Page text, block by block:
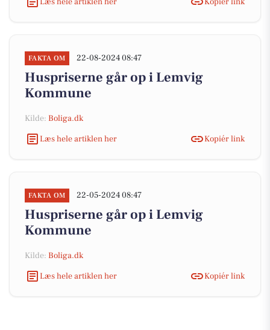
FAKTA OM 22-08-2024 08:47
Huspriserne går op i Lemvig
Kommune
Kilde: Boliga.dk
Læs hele artiklen her
Kopiér link
FAKTA OM 22-05-2024 08:47
Huspriserne går op i Lemvig
Kommune
Kilde: Boliga.dk
Læs hele artiklen her
Kopiér link